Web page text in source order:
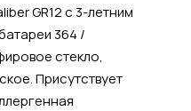
GR12 с 3-летним
364 /
стекло,
Присутствует